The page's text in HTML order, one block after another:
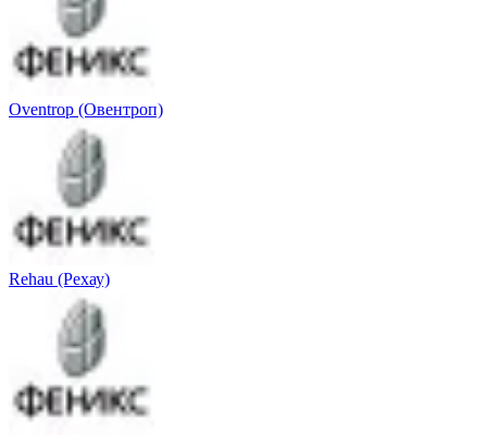
Oventrop (Овентроп)
Rehau (Рехау)